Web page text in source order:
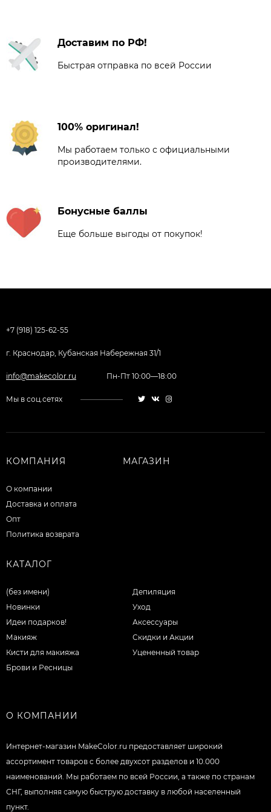
Доставим по РФ!
Быстрая отправка по всей России
100% оригинал!
Мы работаем только с официальными
производителями.
Бонусные баллы
Еще больше выгоды от покупок!
+7 (918) 125-62-55
г. Краснодар, Кубанская Набережная 31/1
info@makecolor.ru Пн-Пт 10:00—18:00
Мы в соц.сетях
КОМПАНИЯ
О компании
Доставка и оплата
Опт
Политика возврата
МАГАЗИН
КАТАЛОГ
(без имени)
Новинки
Идеи подарков!
Макияж
Кисти для макияжа
Брови и Ресницы
Депиляция
Уход
Аксессуары
Скидки и Акции
Уцененный товар
О КОМПАНИИ
Интернет-магазин MakeColor.ru предоставляет широкий
ассортимент товаров c более двухсот разделов и 10.000
наименований. Мы работаем по всей России, а также по странам
СНГ, выполняя самую быструю доставку в любой населенный
пункт.